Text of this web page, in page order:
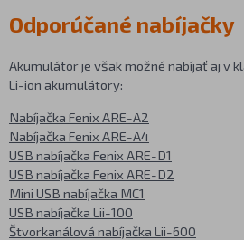
Odporúčané nabíjačky
Akumulátor je však možné nabíjať aj v
Li-ion akumulátory:
Nabíjačka Fenix ARE-A2
Nabíjačka Fenix ARE-A4
USB nabíjačka Fenix ARE-D1
USB nabíjačka Fenix ARE-D2
Mini USB nabíjačka MC1
USB nabíjačka Lii-100
Štvorkanálová nabíjačka Lii-600